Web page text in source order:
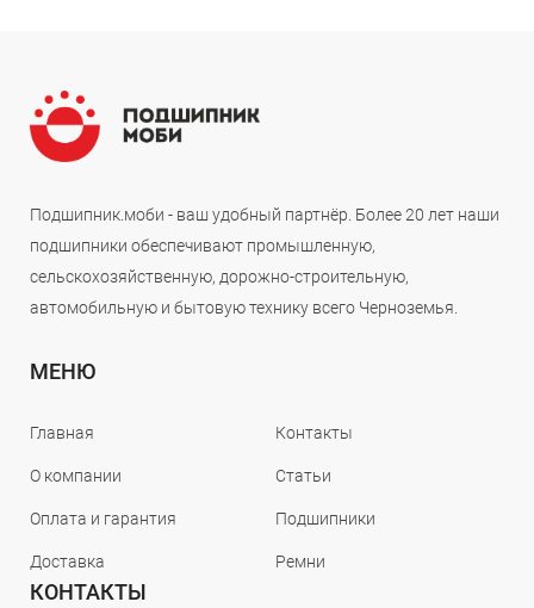
Подшипник.моби - ваш удобный партнёр. Более 20 лет наши
подшипники обеспечивают промышленную,
сельскохозяйственную, дорожно-строительную,
автомобильную и бытовую технику всего Черноземья.
МЕНЮ
Главная
О компании
Оплата и гарантия
Доставка
Контакты
Статьи
Подшипники
Ремни
КОНТАКТЫ